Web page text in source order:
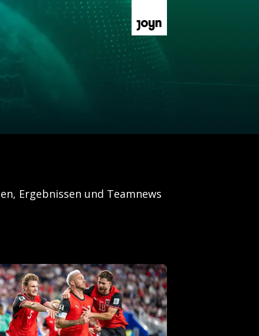
Ergebnissen und Teamnews